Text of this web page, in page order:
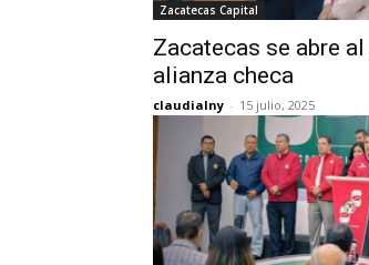
Zacatecas Capital
Zacatecas se abre
alianza checa
claudialny - 15 julio, 2025